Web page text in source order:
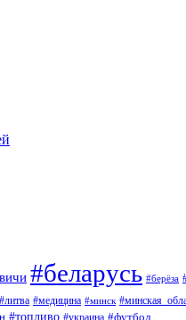
#беларусь #берёза
#литва #медицина #минск
#топливо #украина #футбол